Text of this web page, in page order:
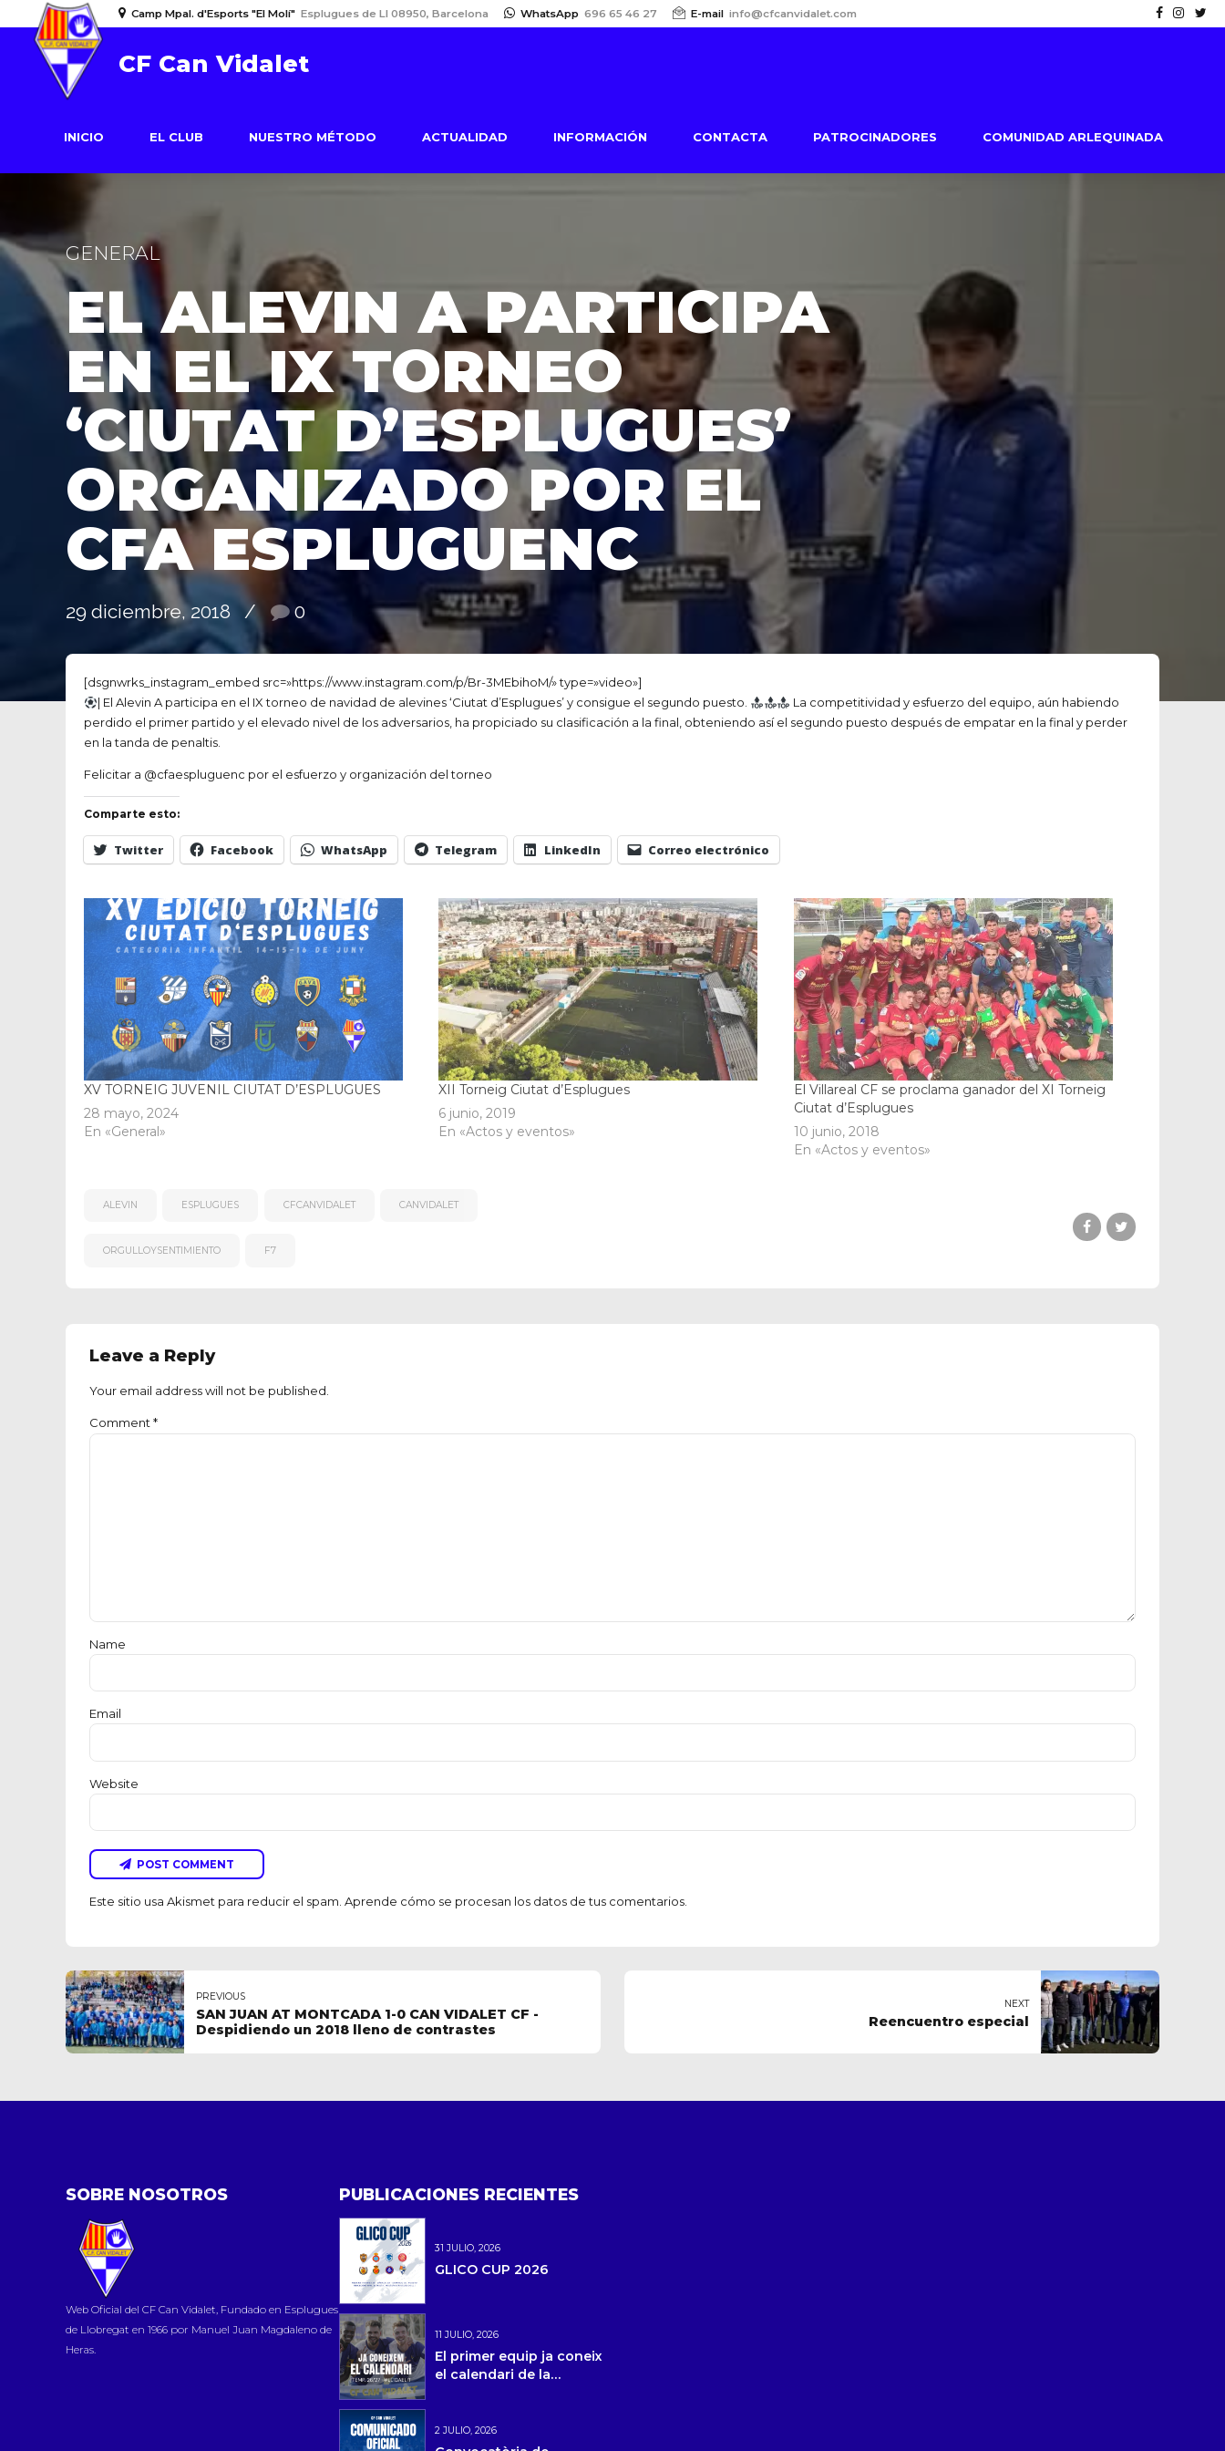
Camp Mpal. d'Esports "El Molí" Esplugues de Ll 08950, Barcelona WhatsApp 696 65 46 27 E-mail info@cfcanvidalet.com
CF Can Vidalet
INICIO EL CLUB NUESTRO MÉTODO ACTUALIDAD INFORMACIÓN CONTACTA PATROCINADORES COMUNIDAD ARLEQUINADA
GENERAL
EL ALEVIN A PARTICIPA
EN EL IX TORNEO
‘CIUTAT D’ESPLUGUES’
ORGANIZADO POR EL
CFA ESPLUGUENC
29 diciembre, 2018 0
[dsgnwrks_instagram_embed src=»https://www.instagram.com/p/Br-3MEbihoM/» type=»video»]
| El Alevin A participa en el IX torneo de navidad de alevines ‘Ciutat d’Esplugues’ y consigue el segundo puesto.
La competitividad y esfuerzo del equipo, aún habiendo
perdido el primer partido y el elevado nivel de los adversarios, ha propiciado su clasificación a la final, obteniendo así el segundo puesto después de empatar en la final y perder
en la tanda de penaltis.
Felicitar a @cfaespluguenc por el esfuerzo y organización del torneo
Comparte esto:
Twitter Facebook WhatsApp Telegram LinkedIn Correo electrónico
XV TORNEIG JUVENIL CIUTAT D’ESPLUGUES
28 mayo, 2024
En «General»
XII Torneig Ciutat d’Esplugues
6 junio, 2019
En «Actos y eventos»
El Villareal CF se proclama ganador del XI Torneig
Ciutat d’Esplugues
10 junio, 2018
En «Actos y eventos»
ALEVIN ESPLUGUES CFCANVIDALET CANVIDALET
ORGULLOYSENTIMIENTO F7
Leave a Reply
Your email address will not be published.
Comment *
Name
Email
Website
POST COMMENT
Este sitio usa Akismet para reducir el spam. Aprende cómo se procesan los datos de tus comentarios.
PREVIOUS
SAN JUAN AT MONTCADA 1-0 CAN VIDALET CF -
Despidiendo un 2018 lleno de contrastes
NEXT
Reencuentro especial
SOBRE NOSOTROS
Web Oficial del CF Can Vidalet, Fundado en Esplugues
de Llobregat en 1966 por Manuel Juan Magdaleno de
Heras.
PUBLICACIONES RECIENTES
31 JULIO, 2026
GLICO CUP 2026
11 JULIO, 2026
El primer equip ja coneix
el calendari de la
2 JULIO, 2026